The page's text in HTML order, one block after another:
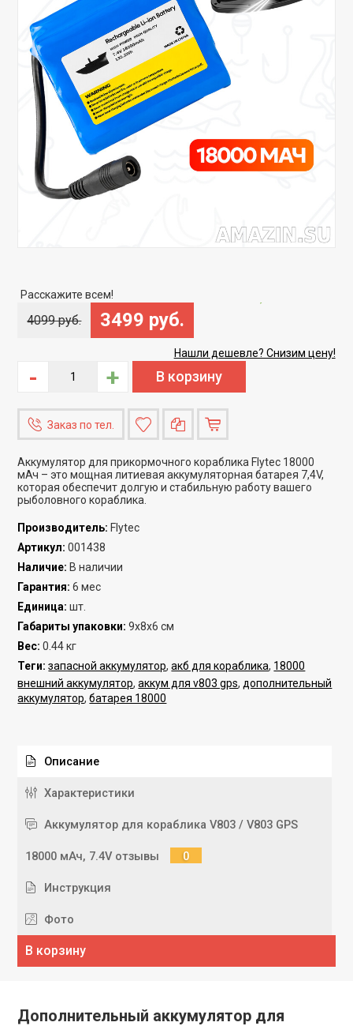
Расскажите всем!
4099 руб. 3499 руб.
Нашли дешевле? Снизим цену!
- +
Заказ по тел.
Аккумулятор для прикормочного кораблика Flytec 18000
мАч – это мощная литиевая аккумуляторная батарея 7,4V,
которая обеспечит долгую и стабильную работу вашего
рыболовного кораблика.
Производитель: Flytec
Артикул: 001438
Наличие: В наличии
Гарантия: 6 мес
Единица: шт.
Габариты упаковки: 9x8x6 см
Вес: 0.44 кг
Теги: запасной аккумулятор,акб для кораблика, 18000
внешний аккумулятор,аккум для v803 gps, дополнительный
аккумулятор,батарея 18000
Описание
Характеристики
Аккумулятор для кораблика V803 / V803 GPS
18000 мАч, 7.4V отзывы 0
Инструкция
Фото
В корзину
Дополнительный аккумулятор для